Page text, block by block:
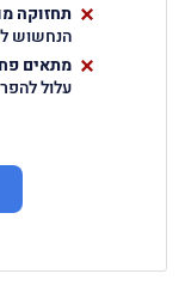
תחזוקה
הנחשוש
מתאים
עלול